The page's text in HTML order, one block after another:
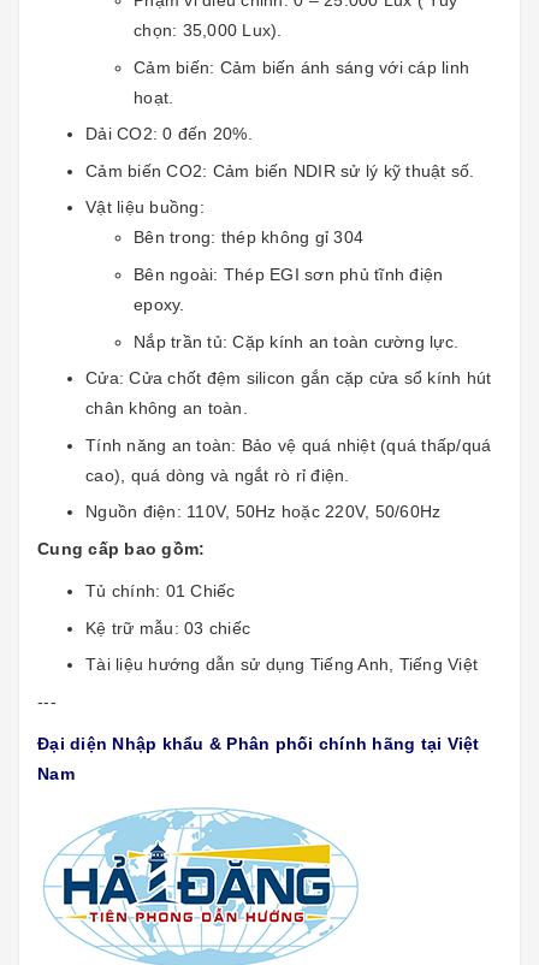
chọn: 35,000 Lux).
Cảm biến: Cảm biến ánh sáng với cáp linh
hoạt.
Dải CO2: 0 đến 20%.
Cảm biến CO2: Cảm biến NDIR sử lý kỹ thuật số.
Vật liệu buồng:
Bên trong: thép không gỉ 304
Bên ngoài: Thép EGI sơn phủ tĩnh điện
epoxy.
Nắp trần tủ: Cặp kính an toàn cường lực.
Cửa: Cửa chốt đệm silicon gắn cặp cửa sổ kính hút
chân không an toàn.
Tính năng an toàn: Bảo vệ quá nhiệt (quá thấp/quá
cao), quá dòng và ngắt rò rỉ điện.
Nguồn điện: 110V, 50Hz hoặc 220V, 50/60Hz
Cung cấp bao gồm:
Tủ chính: 01 Chiếc
Kệ trữ mẫu: 03 chiếc
Tài liệu hướng dẫn sử dụng Tiếng Anh, Tiếng Việt
---
Đại diện Nhập khẩu & Phân phối chính hãng tại Việt
Nam